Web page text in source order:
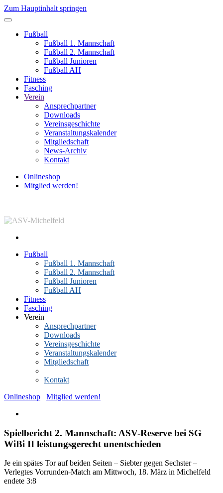
Zum Hauptinhalt springen
Fußball
Fußball 1. Mannschaft
Fußball 2. Mannschaft
Fußball Junioren
Fußball AH
Fitness
Fasching
Verein
Ansprechpartner
Downloads
Vereinsgeschichte
Veranstaltungskalender
Mitgliedschaft
News-Archiv
Kontakt
Onlineshop
Mitglied werden!
Fußball
Fußball 1. Mannschaft
Fußball 2. Mannschaft
Fußball Junioren
Fußball AH
Fitness
Fasching
Verein
Ansprechpartner
Downloads
Vereinsgeschichte
Veranstaltungskalender
Mitgliedschaft
Kontakt
Onlineshop
Mitglied werden!
Spielbericht 2. Mannschaft: ASV-Reserve bei SG
WiBi II leistungsgerecht unentschieden
Je ein spätes Tor auf beiden Seiten – Siebter gegen Sechster –
Verlegtes Vorrunden-Match am Mittwoch, 18. März in Michelfeld
endete 3:8